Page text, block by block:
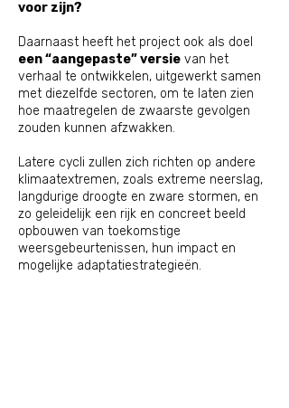
voor zijn?
Daarnaast heeft het project ook als doel
een “aangepaste” versie van het
verhaal te ontwikkelen, uitgewerkt samen
met diezelfde sectoren, om te laten zien
hoe maatregelen de zwaarste gevolgen
zouden kunnen afzwakken.
Latere cycli zullen zich richten op andere
klimaatextremen, zoals extreme neerslag,
langdurige droogte en zware stormen, en
zo geleidelijk een rijk en concreet beeld
opbouwen van toekomstige
weersgebeurtenissen, hun impact en
mogelijke adaptatiestrategieën.